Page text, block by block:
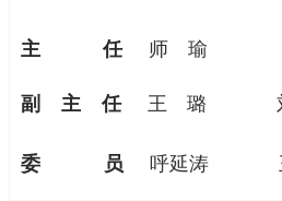
主 任 师 瑜
副 主 任 王 璐
委 员 呼延涛